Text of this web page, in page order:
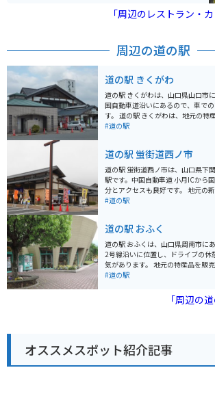
「周辺のレストラン・
周辺の道の駅
道の駅 きくがわ
道の駅 きくがわは、山口県山口市
国自動車道沿いにあるので、車で
す。 道の駅 きくがわは、地元の特産品を販売する直売所
やレストランが併設されており、ド
理を楽しむことができます。 バイクで訪れる場合、道の
駅 きくがわには、広い駐車場が完
です。中国自動車道は、ツーリン
ので、休憩場所として利用するの
駅 きくがわ周辺には、秋吉台や秋
#道の駅
道の駅 蛍街道西ノ市
道の駅 蛍街道西ノ市は、山口県下
駅です。中国自動車道 小月ICから国道491号を車で約20
分とアクセスも良好です。 地元の新鮮な野菜や果物が並
ぶ農産物直売所のほか、レストラン
地として知られる狗留孫山など、観
ています。 バイクで訪れる場合、道の駅には広い駐車場
が用意されているので安心です。中
からの道のりは、山間部を走る快
豊田湖周辺は景色も良く、ツーリン
と、様々な楽しみ方ができる道の
#道の駅
道の駅 おふく
道の駅 おふくは、山口県周南市に
2号線沿いに位置し、ドライブの休
気があります。 地元の特産品を販売する物産館には、新
鮮な野菜や果物のほか、地元産の海
理を楽しむことができ、中でも「ふ
は、道の駅おふくの名物として人気です。 バ
ポットがたくさんあります。道の駅
ば、穏やかな瀬戸内海を望むことが
や、白い砂浜が美しい「きららビ
#道の駅
「周辺の
オススメスポット紹介記事